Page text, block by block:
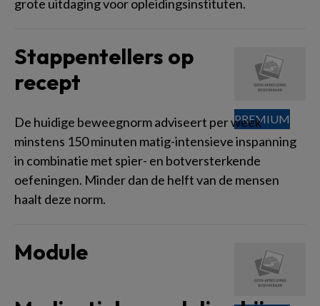
grote uitdaging voor opleidingsinstituten.
Stappentellers op
recept
De huidige beweegnorm adviseert per week
minstens 150 minuten matig-intensieve inspanning
in combinatie met spier- en botversterkende
oefeningen. Minder dan de helft van de mensen
haalt deze norm.
Module